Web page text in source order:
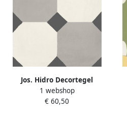
Jos. Hidro Decortegel
20x20cm 8.3mm porcellanato
8 Sided Black 1426640
1 webshop
€ 60,50